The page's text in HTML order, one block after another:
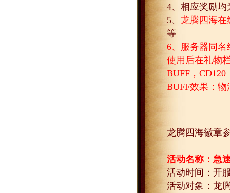
4、相应奖励均
5、 龙腾四海在
等
6、服务器同
使用后在礼物
BUFF ， CD120
BUFF效果：物
龙腾四海徽章
活动名称：急
活动时间：开
活动对象：龙